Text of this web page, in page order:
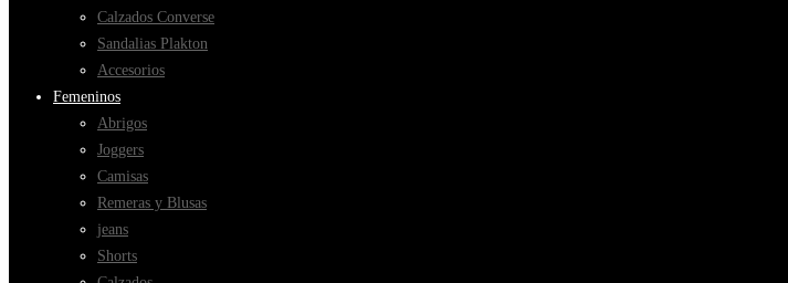
Calzados Converse
Sandalias Plakton
Accesorios
Femeninos
Abrigos
Joggers
Camisas
Remeras y Blusas
jeans
Shorts